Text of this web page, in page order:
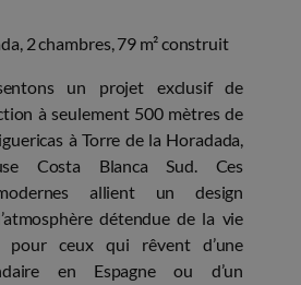
2 chambres, 79 m² construit
un projet exclusif de
à seulement 500 mètres de
à Torre de la Horadada,
Costa Blanca Sud. Ces
allient un design
détendue de la vie
pour ceux qui rêvent d’une
en Espagne ou d’un